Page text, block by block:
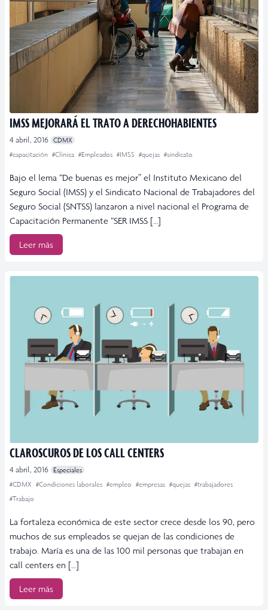
IMSS MEJORARÁ EL TRATO A DERECHOHABIENTES
4 abril, 2016 CDMX
#capacitación #Clínica #Empleados #IMSS #quejas #sindicato
Bajo el lema “De buenas es mejor” el Instituto Mexicano del
Seguro Social (IMSS) y el Sindicato Nacional de Trabajadores del
Seguro Social (SNTSS) lanzaron a nivel nacional el Programa de
Capacitación Permanente “SER IMSS […]
Leer más
CLAROSCUROS DE LOS CALL CENTERS
4 abril, 2016 Especiales
#CDMX #Condiciones laborales #empleo #empresas #quejas #trabajadores
#Trabajo
La fortaleza económica de este sector crece desde los 90, pero
muchos de sus empleados se quejan de las condiciones de
trabajo. María es una de las 100 mil personas que trabajan en
call centers en […]
Leer más